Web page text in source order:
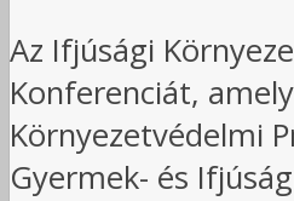
Az Ifjúsági
Konferenciát,
Környezetvédelmi
Gyermek- és